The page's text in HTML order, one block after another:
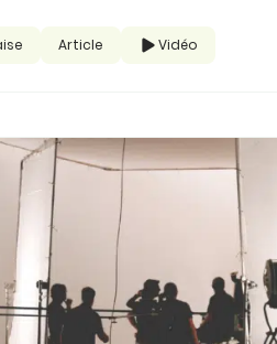
Article Vidéo